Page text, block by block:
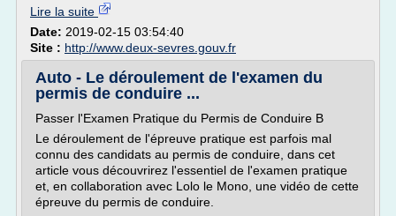
Lire la suite
Date: 2019-02-15 03:54:40
Site : http://www.deux-sevres.gouv.fr
Auto - Le déroulement de l'examen du
permis de conduire ...
Passer l'Examen Pratique du Permis de Conduire B
Le déroulement de l'épreuve pratique est parfois mal
connu des candidats au permis de conduire, dans cet
article vous découvrirez l'essentiel de l'examen pratique
et, en collaboration avec Lolo le Mono, une vidéo de cette
épreuve du permis de conduire.